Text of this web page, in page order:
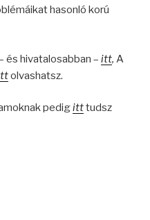
hasonló korú
és hivatalosabban – itt, A
olvashatsz.
pedigitttudsz